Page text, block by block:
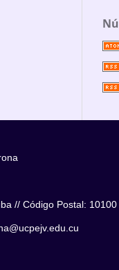
// Código Postal: 10100